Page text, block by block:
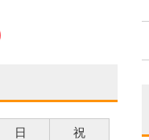
日 祝